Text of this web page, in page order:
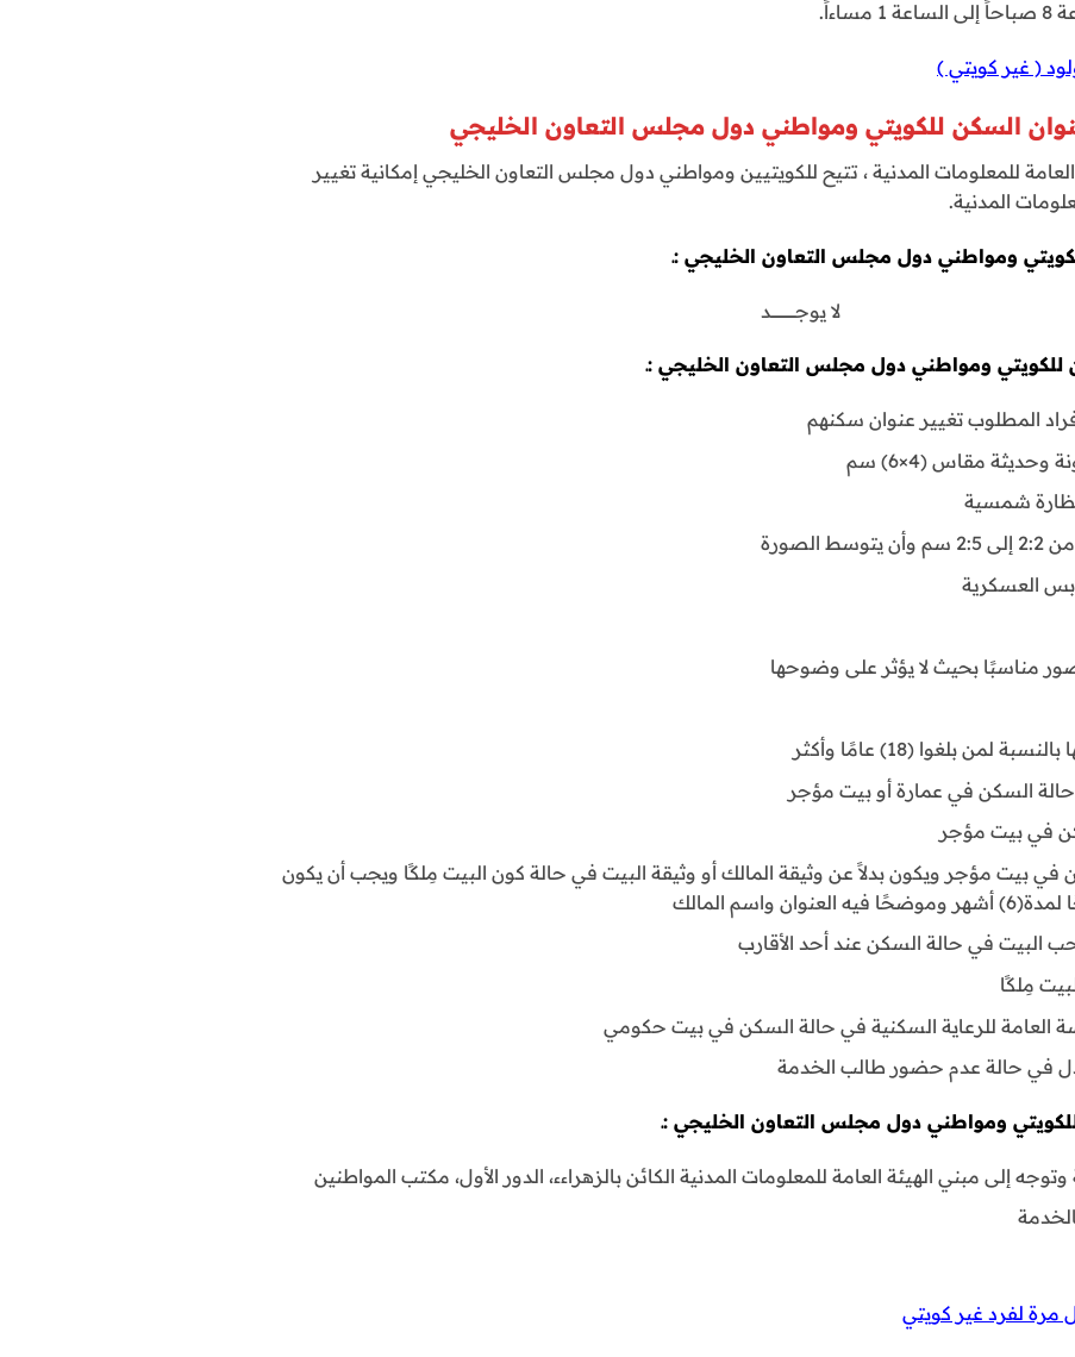
( غير كويتي )
السكن للكويتي ومواطني دول مجلس التعاون الخليجي
للمعلومات المدنية ، تتيح للكويتيين ومواطني دول مجلس التعاون الخليجي إمكانية تغيير
المدنية.
ومواطني دول مجلس التعاون الخليجي :ـ
لا يوجــــــــــــــــــــد
للكويتي ومواطني دول مجلس التعاون الخليجي :ـ
المطلوب تغيير عنوان سكنهم
شمسية
العسكرية
مناسبًا بحيث لا يؤثر على وضوحها
بلغوا (18) عامًا وأكثر
السكن في عمارة أو بيت مؤجر
في بيت مؤجر
بيت مؤجر ويكون بدلاً عن وثيقة المالك أو وثيقة البيت في حالة كون البيت مِلكًا ويجب أن يكون
واسم المالك
البيت في حالة السكن عند أحد الأقارب
مِلكًا
للرعاية السكنية في حالة السكن في بيت حكومي
في حالة عدم حضور طالب الخدمة
ومواطني دول مجلس التعاون الخليجي :ـ
إلى مبني الهيئة العامة للمعلومات المدنية الكائن بالزهراءء، الدور الأول، مكتب المواطنين
مرة لفرد غير كويتي